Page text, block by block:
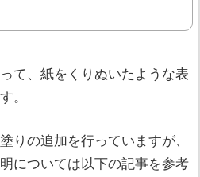
て、紙をくりぬいたような表
。
りの追加を行っていますが、
については以下の記事を参考